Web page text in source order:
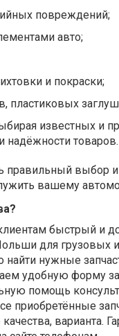
повреждений;
авто;
и покраски;
пластиковых
известных и
товаров.
выбор
вашему
быстрый и
для грузовых
нужные
удобную форму
помощь
приобретённые
варианта.